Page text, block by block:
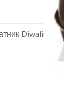
Diwali